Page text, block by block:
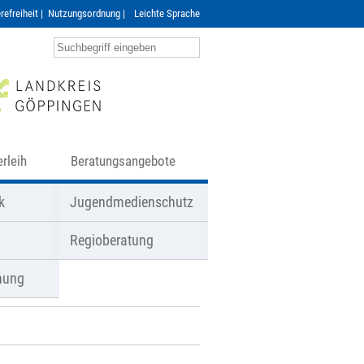
| Nutzungsordnung | Leichte Sprache
Beratungsangebote
Jugendmedienschutz
Regioberatung